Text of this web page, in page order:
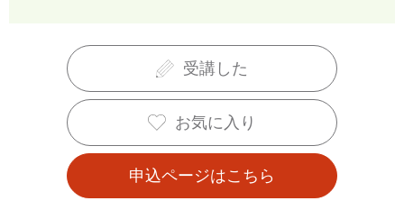
受講した
お気に入り
申込ページはこちら